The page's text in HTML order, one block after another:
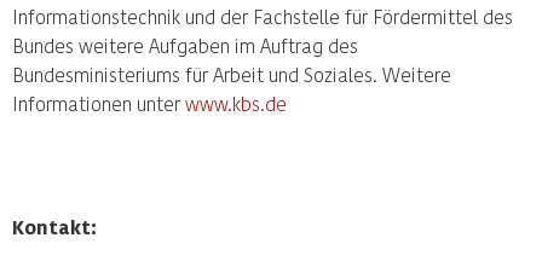
Informationstechnik und der Fachstelle für Fördermittel des
Bundes weitere Aufgaben im Auftrag des
Bundesministeriums für Arbeit und Soziales. Weitere
Informationen unter www.kbs.de
Kontakt: